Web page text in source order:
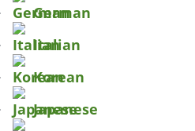
German
Italian
Korean
Japanese